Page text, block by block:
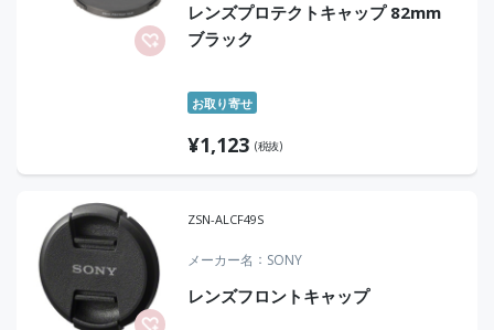
レンズプロテクトキャップ 82mm
ブラック
お取り寄せ
¥1,123 (税抜)
ZSN-ALCF49S
メーカー名 SONY
レンズフロントキャップ